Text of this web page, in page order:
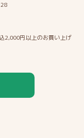
2,000円以上のお買い上げ